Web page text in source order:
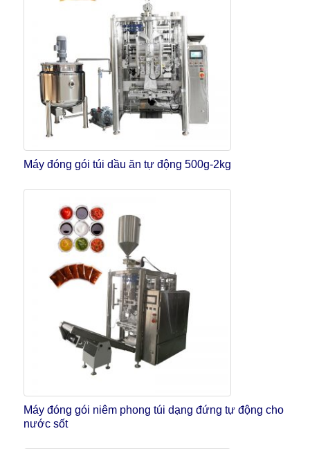
Máy đóng gói túi dầu ăn tự động 500g-2kg
Máy đóng gói niêm phong túi dạng đứng tự động cho
nước sốt